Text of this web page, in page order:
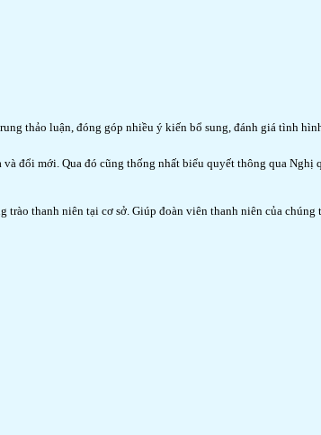
thảo luận, đóng góp nhiều ý kiến bổ sung, đánh giá tình
đổi mới. Qua đó cũng thống nhất biểu quyết thông qua
thanh niên tại cơ sở. Giúp đoàn viên thanh niên của chúng